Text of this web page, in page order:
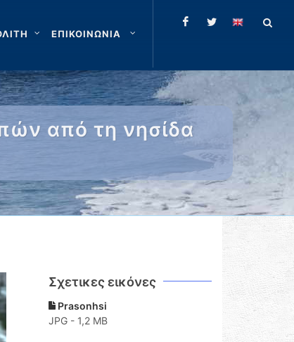
ΕΠΙΚΟΙΝΩΝΙΑ
από τη νησίδα
Σχετικες εικόνες
Prasonhsi
JPG - 1,2 MB